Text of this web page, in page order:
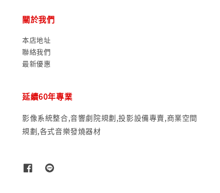
關於我們
本店地址
聯絡我們
最新優惠
延續60年專業
影像系統整合,音響劇院規劃,投影設備專賣,商業空間
規劃,各式音樂發燒器材